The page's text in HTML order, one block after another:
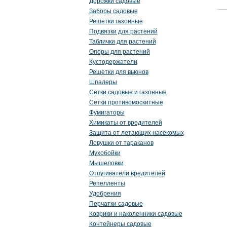
Заборы садовые
Решетки газонные
Подвязки для растений
Таблички для растений
Опоры для растений
Кустодержатели
Решетки для вьюнов
Шпалеры
Сетки садовые и газонные
Сетки противомоскитные
Фумигаторы
Химикаты от вредителей
Защита от летающих насекомых
Ловушки от тараканов
Мухобойки
Мышеловки
Отпугиватели вредителей
Репелленты
Удобрения
Перчатки садовые
Коврики и наколенники садовые
Контейнеры садовые